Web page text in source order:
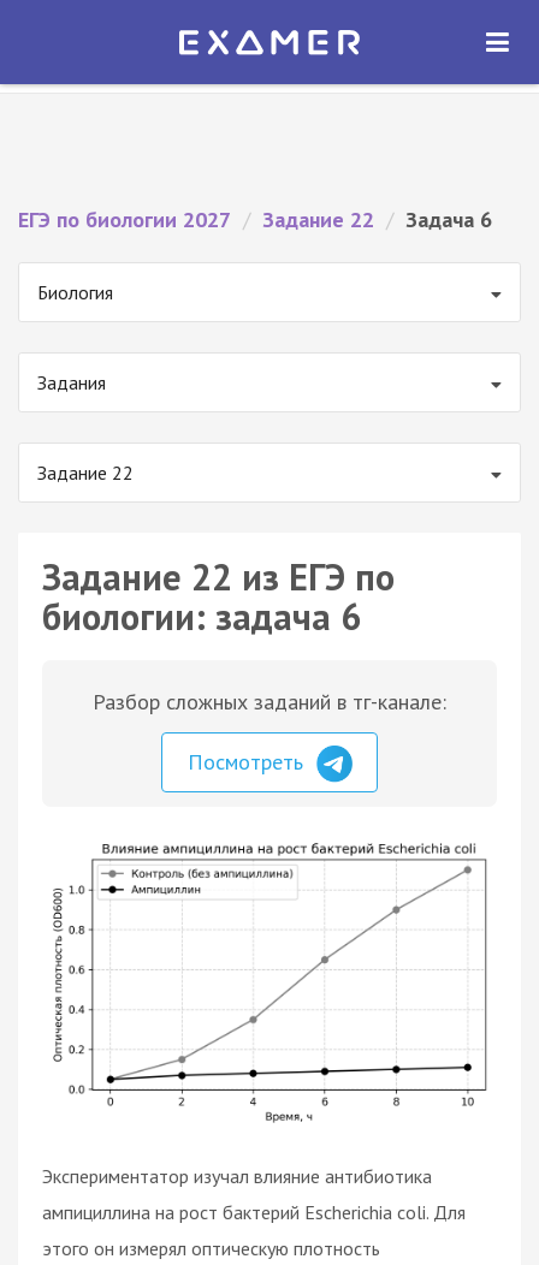
Экзамер — ЕГЭ 2027
ОТКРЫТЬ
ЕГЭ по биологии 2027 / Задание 22 / Задача 6
Биология
Задания
Задание 22
Задание 22 из ЕГЭ по
биологии: задача 6
Разбор сложных заданий в тг-канале:
Посмотреть
Экспериментатор изучал влияние антибиотика
ампициллина на рост бактерий Escherichia coli. Для
этого он измерял оптическую плотность